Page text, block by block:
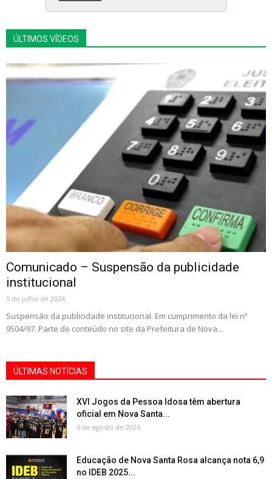
ÚLTIMOS VÍDEOS
Comunicado – Suspensão da publicidade
institucional
5 de julho de 2024
Suspensão da publicidade institucional. Em cumprimento da lei nº
9504/97. Parte do conteúdo no site da Prefeitura de Nova...
ÚLTIMAS NOTÍCIAS
XVI Jogos da Pessoa Idosa têm abertura
oficial em Nova Santa...
6 de agosto de 2026
Educação de Nova Santa Rosa alcança nota 6,9
no IDEB 2025...